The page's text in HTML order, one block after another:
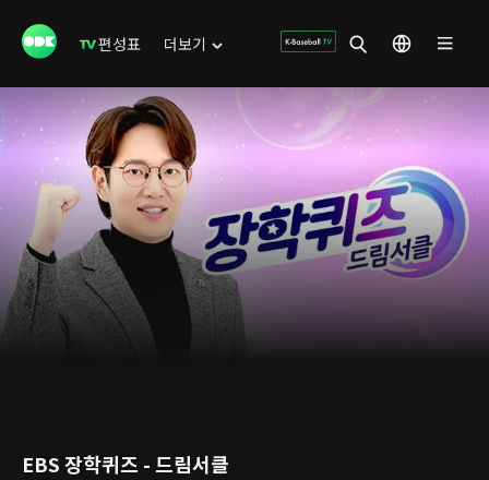
편성표 더보기
EBS 장학퀴즈 - 드림서클